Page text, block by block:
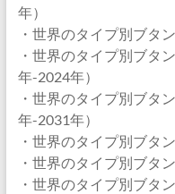
年）
・世界のタイプ別ブタ
・世界のタイプ別ブタ
年-2024年）
・世界のタイプ別ブタ
年-2031年）
・世界のタイプ別ブタ
・世界のタイプ別ブタ
・世界のタイプ別ブタ